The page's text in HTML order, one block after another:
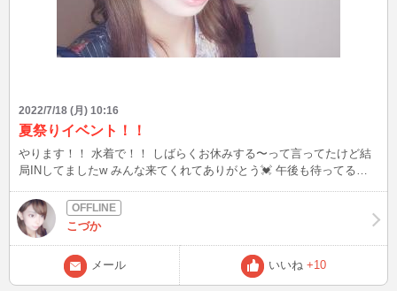
2022/7/18 (月) 10:16
夏祭りイベント！！
やります！！ 水着で！！ しばらくお休みする〜って言ってたけど結
局INしてましたw みんな来てくれてありがとう💓 午後も待ってるよ
こづか
メール いいね +10